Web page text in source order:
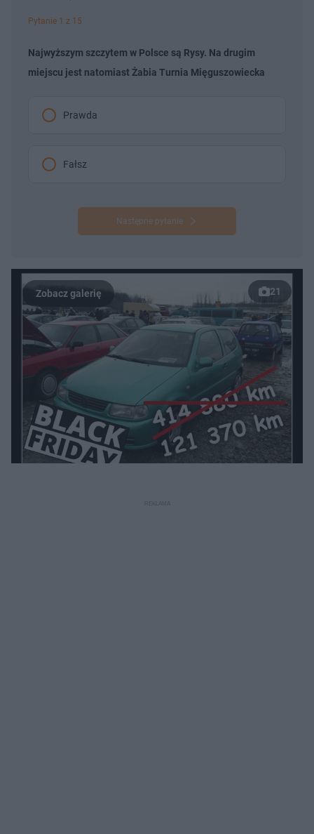
Pytanie 1 z 15
Najwyższym szczytem w Polsce są Rysy. Na drugim
miejscu jest natomiast Żabia Turnia Mięguszowiecka
Prawda
Fałsz
Następne pytanie
21